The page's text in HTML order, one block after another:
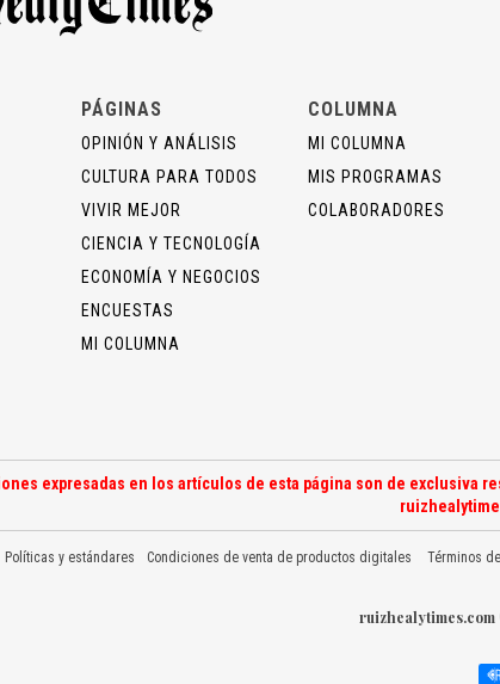
PÁGINAS
OPINIÓN Y ANÁLISIS
CULTURA PARA TODOS
VIVIR MEJOR
CIENCIA Y TECNOLOGÍA
ECONOMÍA Y NEGOCIOS
ENCUESTAS
MI COLUMNA
COLUMNA
MI COLUMNA
MIS PROGRAMAS
COLABORADORES
expresadas en los artículos de esta página son de exclusiva
Políticas y estándares Condiciones de venta de productos digitales Términos
ruizhealytimes.com